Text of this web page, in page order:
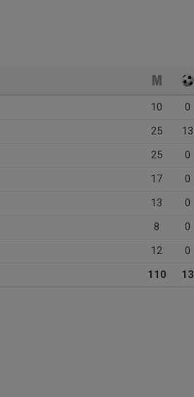
10 0
25 13
25 0
17 0
13 0
8 0
12 0
110 13